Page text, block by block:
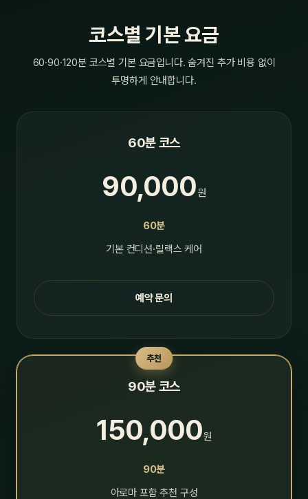
코스별 기본 요금
60·90·120분 코스별 기본 요금입니다. 숨겨진 추가 비용 없이
투명하게 안내합니다.
60분 코스
90,000원
60분
기본 컨디션·릴랙스 케어
예약 문의
추천
90분 코스
150,000원
90분
아로마 포함 추천 구성